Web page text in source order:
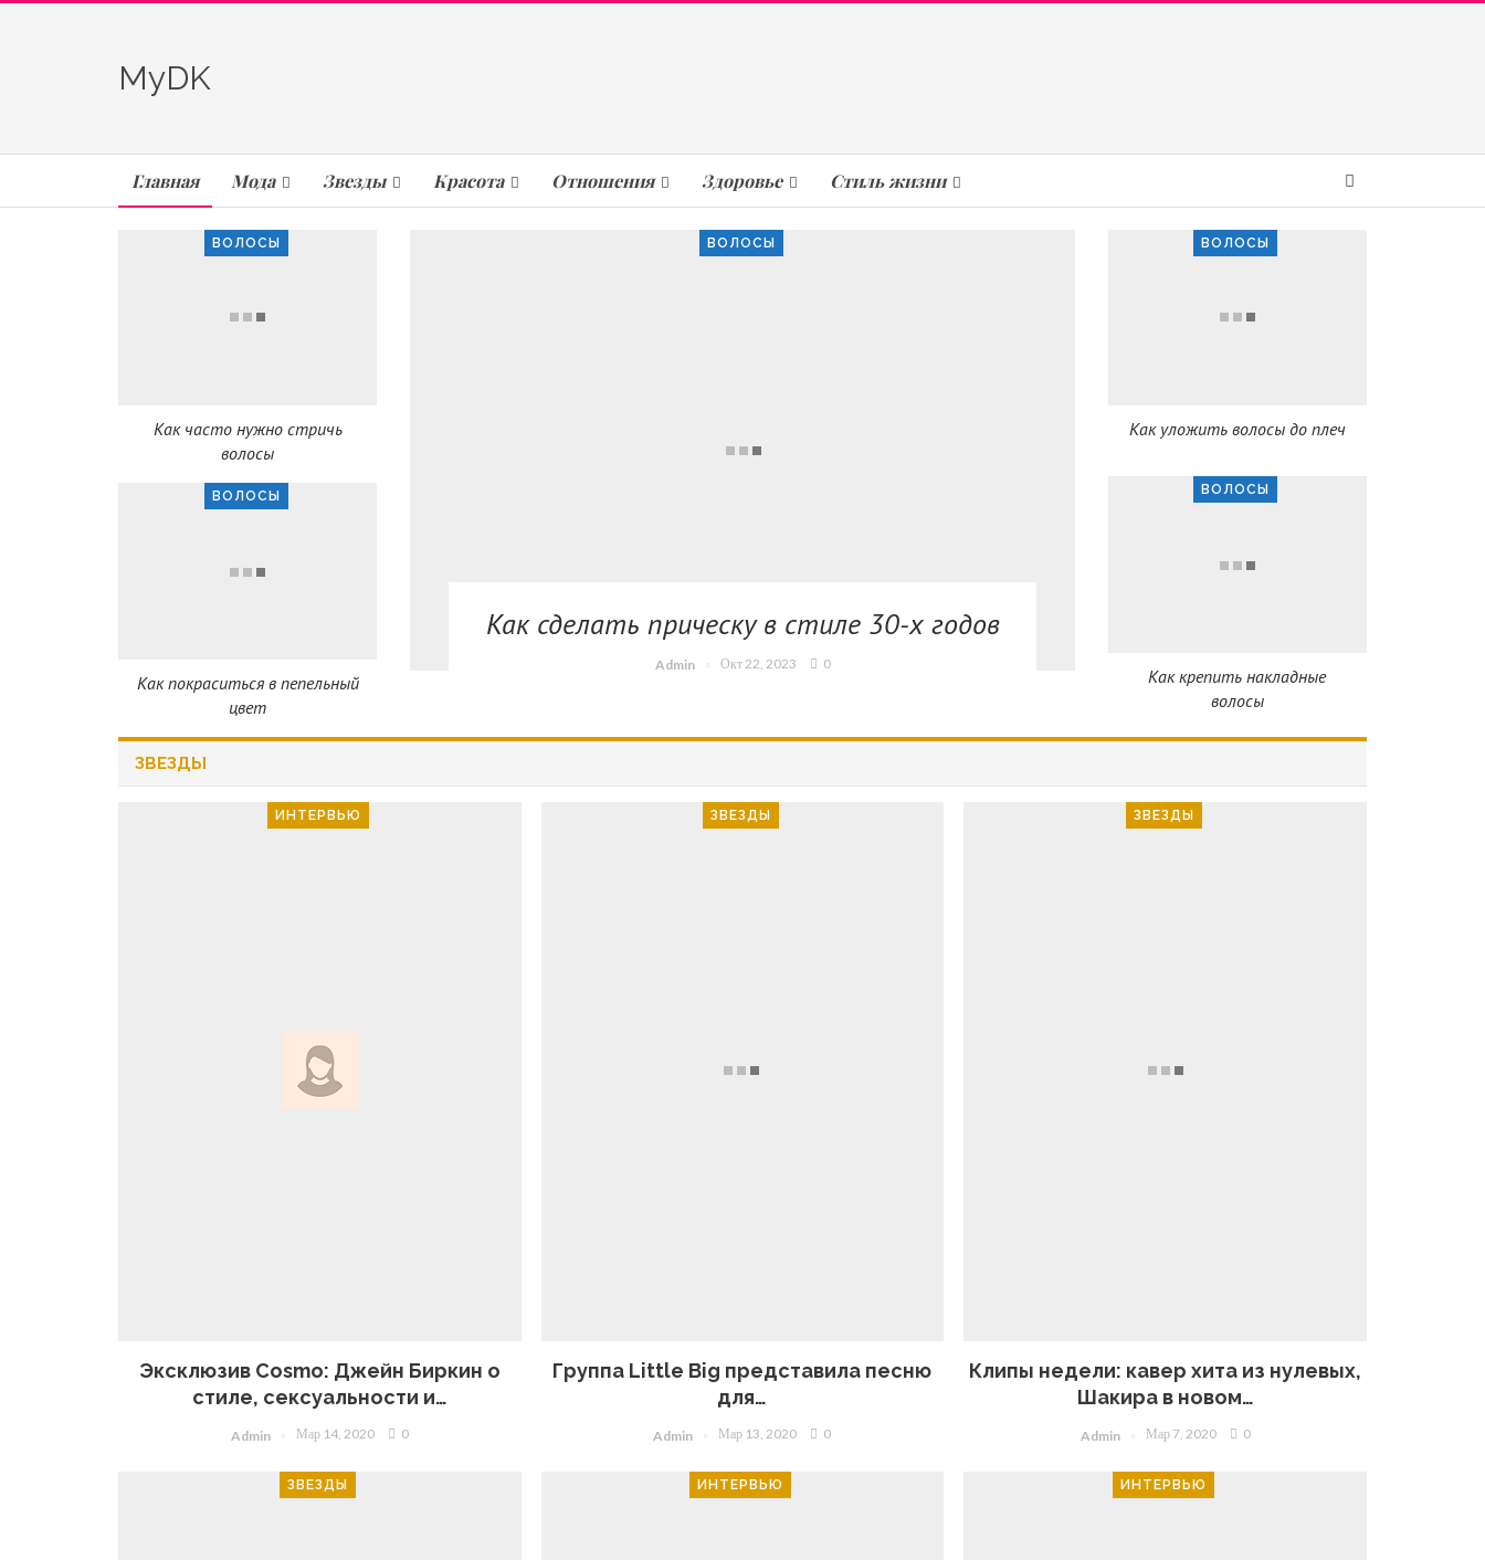
MyDK
Главная Мода Звезды Красота Отношения Здоровье Стиль жизни
ВОЛОСЫ
Как сделать прическу в стиле 30-х годов
Admin Окт 22, 2023 0
ВОЛОСЫ
Как часто нужно стричь
волосы
ВОЛОСЫ
Как покраситься в пепельный
цвет
ВОЛОСЫ
Как уложить волосы до плеч
ВОЛОСЫ
Как крепить накладные
волосы
ЗВЕЗДЫ
ИНТЕРВЬЮ
Эксклюзив Cosmo: Джейн Биркин о
стиле, сексуальности и…
Admin Мар 14, 2020 0
ЗВЕЗДЫ
Группа Little Big представила песню
для…
Admin Мар 13, 2020 0
ЗВЕЗДЫ
Клипы недели: кавер хита из нулевых,
Шакира в новом…
Admin Мар 7, 2020 0
ЗВЕЗДЫ ИНТЕРВЬЮ ИНТЕРВЬЮ